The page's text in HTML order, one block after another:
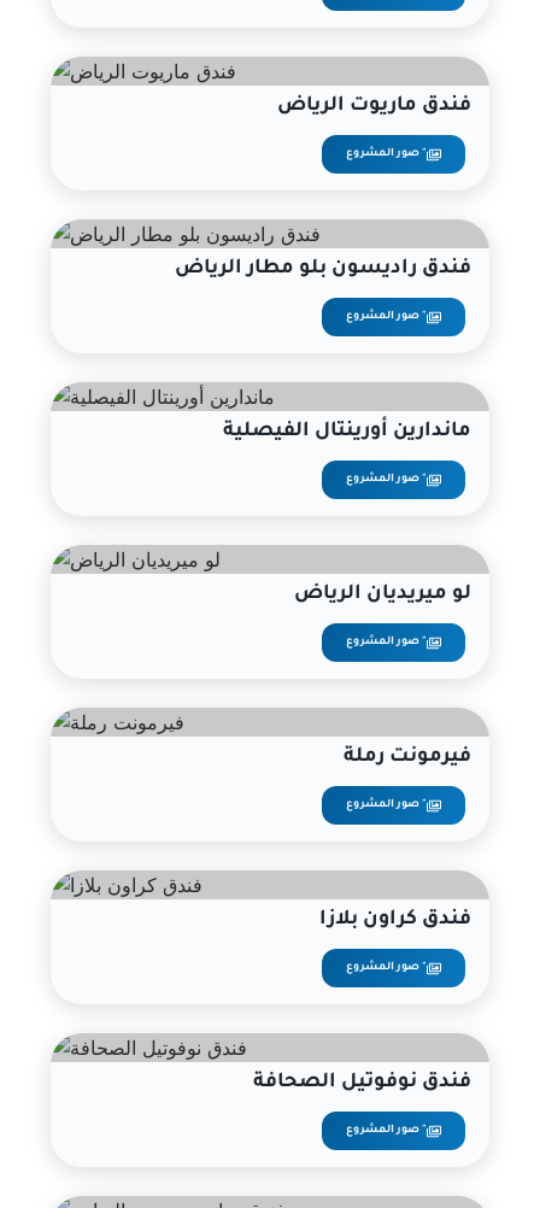
فندق ماريوت الرياض
صور المشروع "
فندق راديسون بلو مطار الرياض
صور المشروع "
ماندارين أورينتال الفيصلية
صور المشروع "
لو ميريديان الرياض
صور المشروع "
فيرمونت رملة
صور المشروع "
فندق كراون بلازا
صور المشروع "
فندق نوفوتيل الصحافة
صور المشروع "